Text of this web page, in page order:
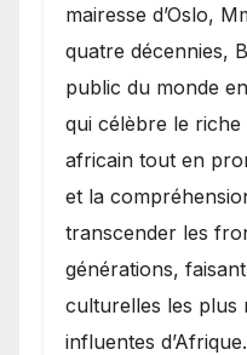
mairesse d’Oslo,
quatre décennies,
public du monde
qui célèbre le
africain tout en
et la
transcender les
générations,
culturelles les plus
influentes d’Afrique.